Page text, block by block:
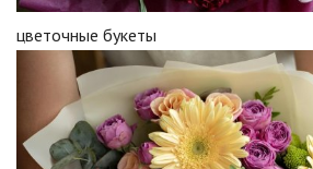
цветочные букеты